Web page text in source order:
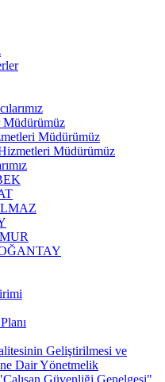
Müdürümüz
Müdürümüz
Geliştirilmesi ve
Dair Yönetmelik
Güvenliği Genelgesi"